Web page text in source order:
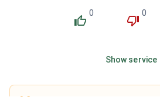
󰔔
0
󰔒
0
Show service